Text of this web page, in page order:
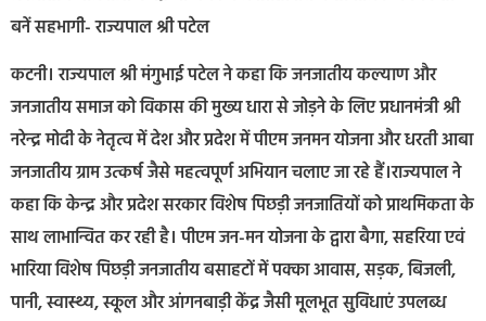
बनें सहभागी- राज्यपाल श्री पटेल
कटनी। राज्यपाल श्री मंगुभाई पटेल ने कहा कि जनजातीय कल्याण और
जनजातीय समाज को विकास की मुख्य धारा से जोड़ने के लिए प्रधानमंत्री श्री
नरेन्द्र मोदी के नेतृत्व में देश और प्रदेश में पीएम जनमन योजना और धरती आबा
जनजातीय ग्राम उत्कर्ष जैसे महत्वपूर्ण अभियान चलाए जा रहे हैं।राज्यपाल ने
कहा कि केन्द्र और प्रदेश सरकार विशेष पिछड़ी जनजातियों को प्राथमिकता के
साथ लाभान्वित कर रही है। पीएम जन-मन योजना के द्वारा बैगा, सहरिया एवं
भारिया विशेष पिछड़ी जनजातीय बसाहटों में पक्का आवास, सड़क, बिजली,
पानी, स्वास्थ्य, स्कूल और आंगनबाड़ी केंद्र जैसी मूलभूत सुविधाएं उपलब्ध